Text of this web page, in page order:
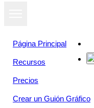
Página Principal
Recursos
Precios
Crear un Guión Gráfico
Ver como
presentación